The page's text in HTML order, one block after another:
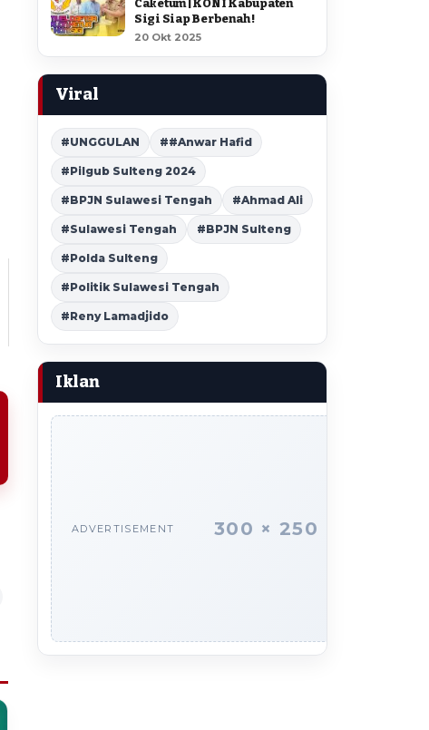
Caketum | KONI Kabupaten
Sigi Siap Berbenah !
20 Okt 2025
Viral
#UNGGULAN ##Anwar Hafid
#Pilgub Sulteng 2024
#BPJN Sulawesi Tengah #Ahmad Ali
#Sulawesi Tengah #BPJN Sulteng
#Polda Sulteng
#Politik Sulawesi Tengah
#Reny Lamadjido
Iklan
ADVERTISEMENT 300 × 250